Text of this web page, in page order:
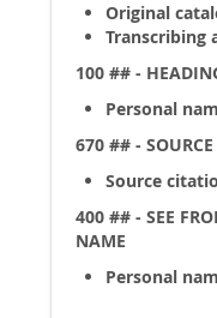
Original
Transcribing
100 ## -
Personal
670 ## -
Source
400 ## - SEE
NAME
Personal